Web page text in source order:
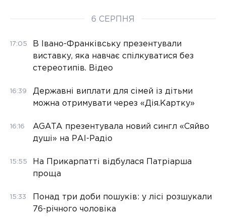
6 СЕРПНЯ
17:05
В Івано-Франківську презентували
виставку, яка навчає спілкуватися без
стереотипів. Відео
16:39
Державні виплати для сімей із дітьми
можна отримувати через «Дія.Картку»
16:16
AGATA презентувала новий сингл «Сяйво
душі» на РАІ-Радіо
15:55
На Прикарпатті відбулася Патріарша
проща
15:33
Понад три доби пошуків: у лісі розшукали
76-річного чоловіка